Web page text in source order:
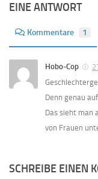
EINE ANTWORT
Kommentare 1
Hobo-Cop
Denn genau
Das sieht man
von Frauen
SCHREIBE EINEN